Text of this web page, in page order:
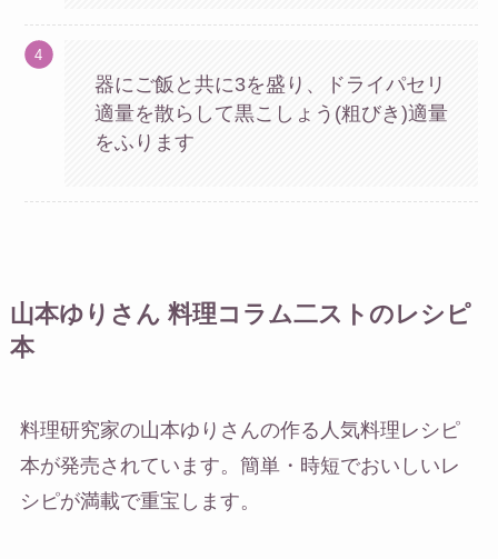
器にご飯と共に3を盛り、ドライパセリ
適量を散らして黒こしょう(粗びき)適量
をふります
山本ゆりさん 料理コラム二ストのレシピ
本
料理研究家の山本ゆりさんの作る人気料理レシピ
本が発売されています。簡単・時短でおいしいレ
シピが満載で重宝します。